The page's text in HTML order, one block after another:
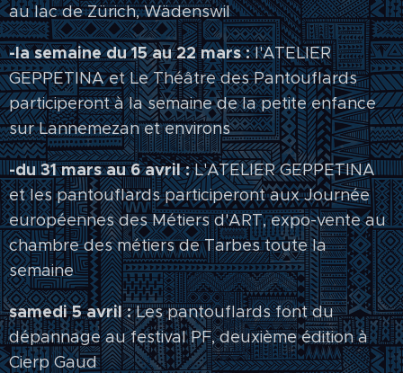
au lac de Zürich, Wädenswil
-la semaine du 15 au 22 mars :l'ATELIER
GEPPETINA et Le Théâtre des Pantouflards
participeront à la semaine de la petite enfance
sur Lannemezan et environs
-du 31 mars au 6 avril :L'ATELIER GEPPETINA
et les pantouflards participeront aux Journée
européennes des Métiers d'ART, expo-vente au
chambre des métiers de Tarbes toute la
semaine
samedi 5 avril :Les pantouflards font du
dépannage au festival PF, deuxième édition à
Cierp Gaud